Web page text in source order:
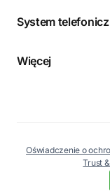
System
Więcej
Oświadczenie o
Trust